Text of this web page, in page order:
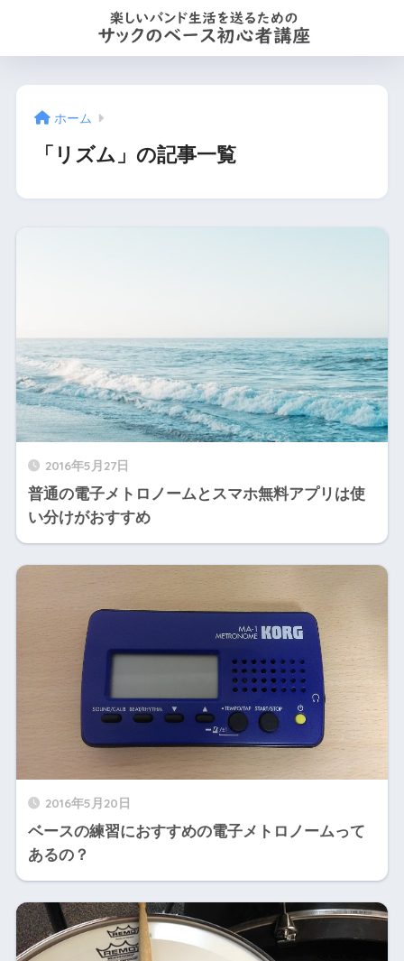
ホーム
「リズム」の記事一覧
2016年5月27日
普通の電子メトロノームとスマホ無料アプリは使
い分けがおすすめ
2016年5月20日
ベースの練習におすすめの電子メトロノームって
あるの？